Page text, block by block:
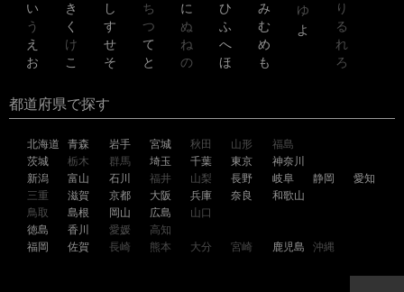
い
う
え
お
き
く
け
こ
し
す
せ
そ
ち
つ
て
と
に
ぬ
ね
の
ひ
ふ
へ
ほ
み
む
め
も
ゆ
よ
り
る
れ
ろ
都道府県で探す
北海道 青森 岩手 宮城 秋田 山形
福島
茨城
栃木 群馬 埼玉 千葉 東京
神奈川
新潟
富山 石川 福井 山梨 長野 岐阜 静岡
愛知
三重
滋賀 京都 大阪 兵庫 奈良
和歌山
鳥取
島根 岡山 広島
山口
徳島
香川 愛媛
高知
福岡
佐賀 長崎 熊本 大分 宮崎 鹿児島 沖縄